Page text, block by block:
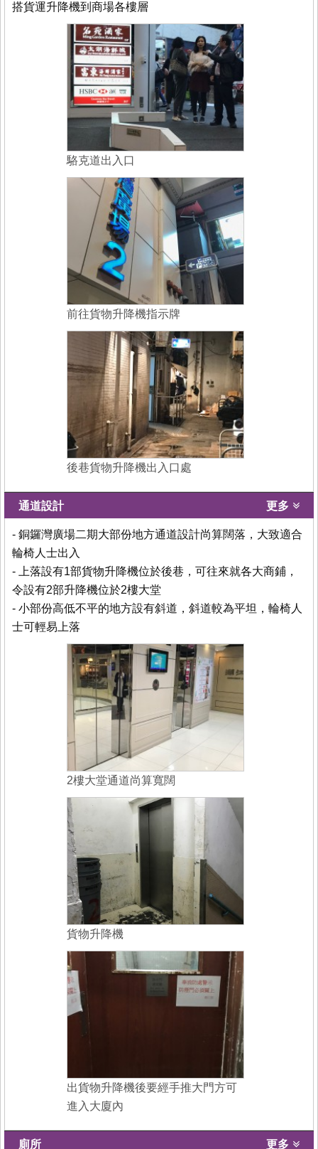
搭貨運升降機到商場各樓層
駱克道出入口
前往貨物升降機指示牌
後巷貨物升降機出入口處
通道設計 更多
- 銅鑼灣廣場二期大部份地方通道設計尚算闊落，大致適合
輪椅人士出入
- 上落設有1部貨物升降機位於後巷，可往來就各大商鋪，
令設有2部升降機位於2樓大堂
- 小部份高低不平的地方設有斜道，斜道較為平坦，輪椅人
士可輕易上落
2樓大堂通道尚算寬闊
貨物升降機
出貨物升降機後要經手推大門方可
進入大廈內
廁所 更多